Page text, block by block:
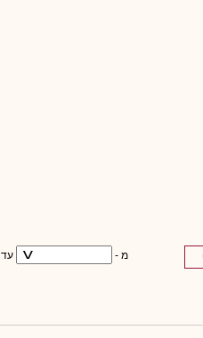
מ - עד